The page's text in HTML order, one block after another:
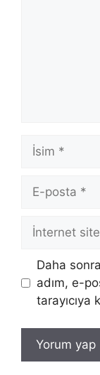
İsim
posta
İnternet
Daha
adım, e-
tarayıcıya